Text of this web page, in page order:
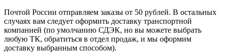
Почтой России отправляем заказы от 50 рублей. В остальных
случаях вам следует оформить доставку транспортной
компанией (по умолчанию СДЭК, но вы можете выбрать
любую ТК, обратиться в отдел продаж, и мы оформим
доставку выбранным способом).